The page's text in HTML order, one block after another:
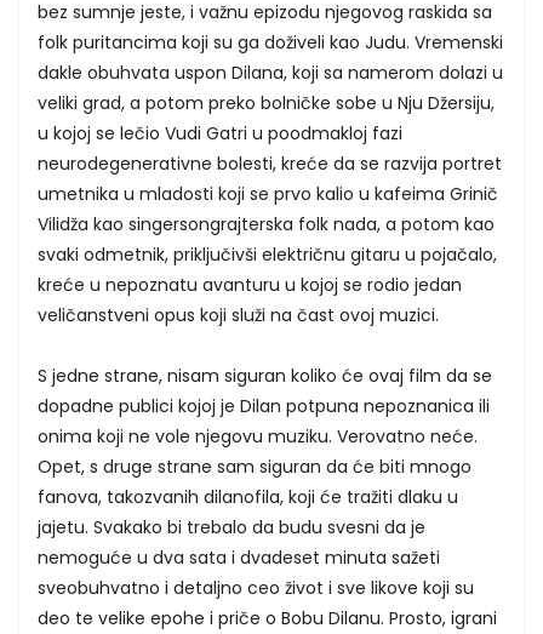
bez sumnje jeste, i važnu epizodu njegovog raskida sa
folk puritancima koji su ga doživeli kao Judu. Vremenski
dakle obuhvata uspon Dilana, koji sa namerom dolazi u
veliki grad, a potom preko bolničke sobe u Nju Džersiju,
u kojoj se lečio Vudi Gatri u poodmakloj fazi
neurodegenerativne bolesti, kreće da se razvija portret
umetnika u mladosti koji se prvo kalio u kafeima Grinič
Vilidža kao singersongrajterska folk nada, a potom kao
svaki odmetnik, priključivši električnu gitaru u pojačalo,
kreće u nepoznatu avanturu u kojoj se rodio jedan
veličanstveni opus koji služi na čast ovoj muzici.
S jedne strane, nisam siguran koliko će ovaj film da se
dopadne publici kojoj je Dilan potpuna nepoznanica ili
onima koji ne vole njegovu muziku. Verovatno neće.
Opet, s druge strane sam siguran da će biti mnogo
fanova, takozvanih dilanofila, koji će tražiti dlaku u
jajetu. Svakako bi trebalo da budu svesni da je
nemoguće u dva sata i dvadeset minuta sažeti
sveobuhvatno i detaljno ceo život i sve likove koji su
deo te velike epohe i priče o Bobu Dilanu. Prosto, igrani